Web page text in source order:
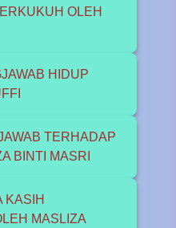
OLEH
HIDUP
TERHADAP
BINTI MASRI
KASIH
MASLIZA